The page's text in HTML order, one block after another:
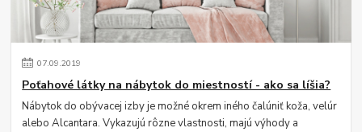
07.09.2019
Poťahové látky na nábytok do miestností - ako sa líšia?
Nábytok do obývacej izby je možné okrem iného čalúniť koža, velúr
alebo Alcantara. Vykazujú rôzne vlastnosti, majú výhody a